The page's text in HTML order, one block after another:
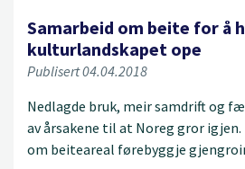
Samarbeid om beite for å
kulturlandskapet ope
Publisert 04.04.2018
Nedlagde bruk, meir samdrift og
av årsakene til at Noreg gror
om beiteareal førebyggje